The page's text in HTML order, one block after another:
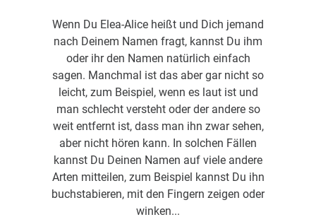
Wenn Du Elea-Alice heißt und Dich jemand
nach Deinem Namen fragt, kannst Du ihm
oder ihr den Namen natürlich einfach
sagen. Manchmal ist das aber gar nicht so
leicht, zum Beispiel, wenn es laut ist und
man schlecht versteht oder der andere so
weit entfernt ist, dass man ihn zwar sehen,
aber nicht hören kann. In solchen Fällen
kannst Du Deinen Namen auf viele andere
Arten mitteilen, zum Beispiel kannst Du ihn
buchstabieren, mit den Fingern zeigen oder
winken...